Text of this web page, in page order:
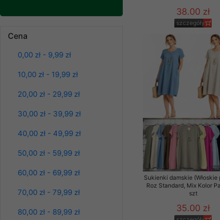
Cena
0,00 zł - 9,99 zł
10,00 zł - 19,99 zł
20,00 zł - 29,99 zł
30,00 zł - 39,99 zł
40,00 zł - 49,99 zł
50,00 zł - 59,99 zł
60,00 zł - 69,99 zł
70,00 zł - 79,99 zł
80,00 zł - 89,99 zł
61.00 zł
Spodnie damskie
38.00 zł
szczegóły
Sukienki damskie (Włoskie
Roz Standard, Mix Kolor
szt
35.00 zł
Klientów
ochronie danych
serwerach
pracownicy Sklepu.
Każdy Klient, który
ich weryfikacji,
Sklep nie
chyba że dzieje się
prawa organów
Nasz Sklep
przez nasz serwer i
jego indywidualnych
opcję przyjmowania
może wpłynąć na
Klienta przechowują
• sesji
• ostatnio